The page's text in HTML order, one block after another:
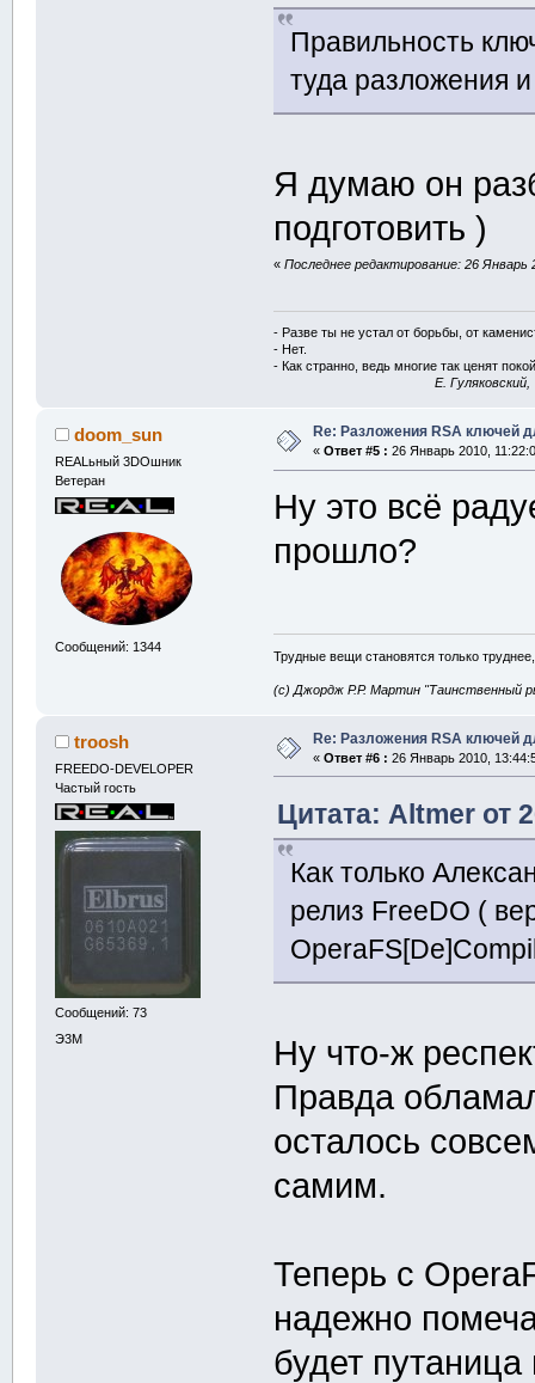
Правильность
туда разложения
Я думаю он
подготовить )
«Последнее редактирование: 26 Январь
- Разве ты не устал от борьбы, от
- Нет.
- Как странно, ведь многие так ценят
E.
doom_sun
REALьный 3DOшник
Ветеран
Сообщений: 1344
Re: Разложения RSA ключей
« Ответ #5 : 26 Январь 2010,
Ну это всё
прошло?
Трудные вещи становятся только
(с) Джордж Р.Р. Мартин "Таинственный
troosh
FREEDO-DEVELOPER
Частый гость
Сообщений: 73
Э3М
Re: Разложения RSA ключей
« Ответ #6 : 26 Январь 2010,
Цитата: Altmer от
Как только
релиз FreeDO (
Ну что-ж
Правда
осталось
самим.
Теперь с
надежно
будет